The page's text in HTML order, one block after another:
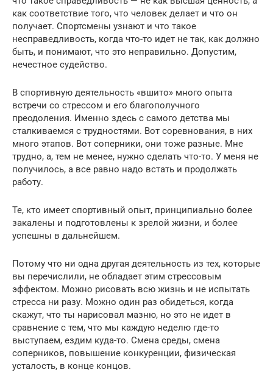
как соответствие того, что человек делает и что он
получает. Спортсмены узнают и что такое
несправедливость, когда что-то идет не так, как должно
быть, и понимают, что это неправильно. Допустим,
нечестное судейство.
В спортивную деятельность «вшито» много опыта
встречи со стрессом и его благополучного
преодоления. Именно здесь с самого детства мы
сталкиваемся с трудностями. Вот соревнования, в них
много этапов. Вот соперники, они тоже разные. Мне
трудно, а, тем не менее, нужно сделать что-то. У меня не
получилось, а все равно надо встать и продолжать
работу.
Те, кто имеет спортивный опыт, принципиально более
закалены и подготовлены к зрелой жизни, и более
успешны в дальнейшем.
Потому что ни одна другая деятельность из тех, которые
вы перечислили, не обладает этим стрессовым
эффектом. Можно рисовать всю жизнь и не испытать
стресса ни разу. Можно один раз обидеться, когда
скажут, что ты нарисовал мазню, но это не идет в
сравнение с тем, что мы каждую неделю где-то
выступаем, ездим куда-то. Смена среды, смена
соперников, повышение конкуренции, физическая
усталость, в конце концов.